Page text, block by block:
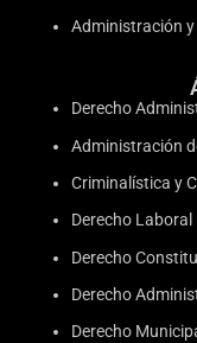
Administración
Derecho
Administración
Criminalística y
Derecho Laboral
Derecho
Derecho
Derecho